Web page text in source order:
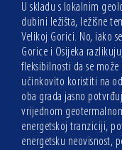
U skladu s lokalnim
dubini ležišta, ležišne
Velikoj Gorici. No, iako
Gorice i Osijeka
fleksibilnosti da se
učinkovito koristiti na
oba grada jasno
vrijednom
energetskoj tranziciji,
energetsku neovisnost,